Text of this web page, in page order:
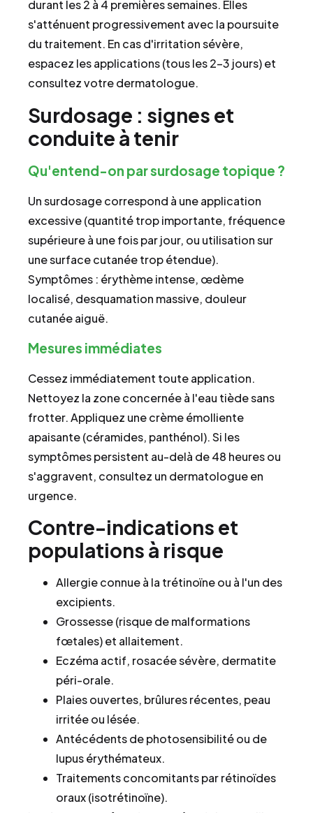
durant les 2 à 4 premières semaines. Elles
s'atténuent progressivement avec la poursuite
du traitement. En cas d'irritation sévère,
espacez les applications (tous les 2-3 jours) et
consultez votre dermatologue.
Surdosage : signes et
conduite à tenir
Qu'entend-on par surdosage topique ?
Un surdosage correspond à une application
excessive (quantité trop importante, fréquence
supérieure à une fois par jour, ou utilisation sur
une surface cutanée trop étendue).
Symptômes : érythème intense, œdème
localisé, desquamation massive, douleur
cutanée aiguë.
Mesures immédiates
Cessez immédiatement toute application.
Nettoyez la zone concernée à l'eau tiède sans
frotter. Appliquez une crème émolliente
apaisante (céramides, panthénol). Si les
symptômes persistent au-delà de 48 heures ou
s'aggravent, consultez un dermatologue en
urgence.
Contre-indications et
populations à risque
Allergie connue à la trétinoïne ou à l'un des
excipients.
Grossesse (risque de malformations
fœtales) et allaitement.
Eczéma actif, rosacée sévère, dermatite
péri-orale.
Plaies ouvertes, brûlures récentes, peau
irritée ou lésée.
Antécédents de photosensibilité ou de
lupus érythémateux.
Traitements concomitants par rétinoïdes
oraux (isotrétinoïne).